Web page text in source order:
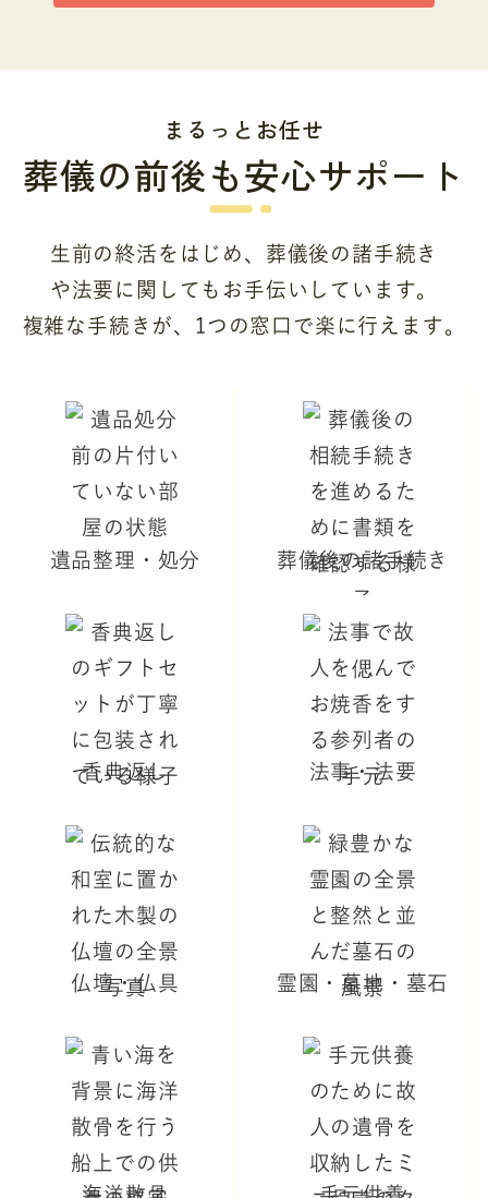
まるっとお任せ
葬儀の前後も安心サポート
生前の終活をはじめ、葬儀後の諸手続き
や法要に関してもお手伝いしています。
複雑な手続きが、1つの窓口で楽に行えます。
遺品整理・処分 葬儀後の諸手続き
香典返し 法事・法要
仏壇・仏具 霊園・墓地・墓石